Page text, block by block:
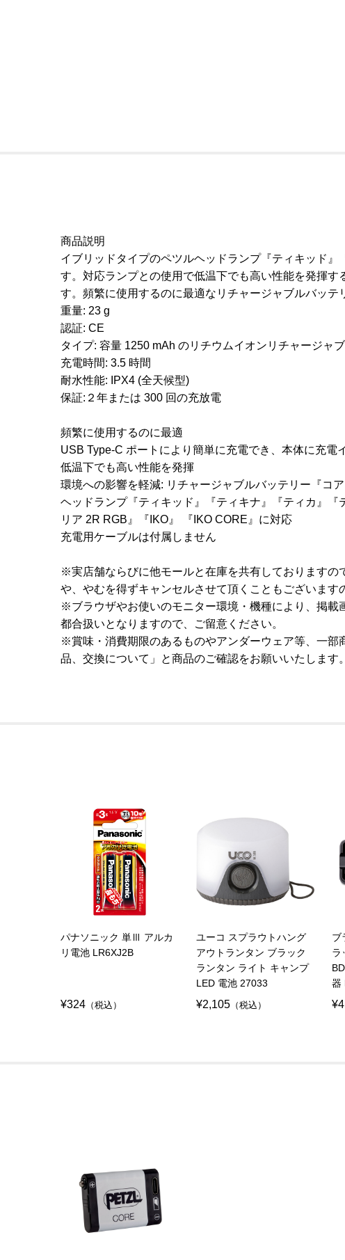
商品説明
イブリッドタイプのペツルヘッドランプ『ティキッド
す。対応ランプとの使用で低温下でも高い性能を発揮
す。頻繁に使用するのに最適なリチャージャブルバッテ
重量: 23 g
認証: CE
タイプ: 容量 1250 mAh のリチウムイオンリチャージャ
充電時間: 3.5 時間
耐水性能: IPX4 (全天候型)
保証:２年または 300 回の充放電
頻繁に使用するのに最適
USB Type-C ポートにより簡単に充電でき、本体に充
低温下でも高い性能を発揮
環境への影響を軽減: リチャージャブルバッテリー『コ
ヘッドランプ『ティキッド』『ティキナ』『ティカ』
リア 2R RGB』『IKO』 『IKO CORE』に対応
充電用ケーブルは付属しません
※実店舗ならびに他モールと在庫を共有しておりますの
や、やむを得ずキャンセルさせて頂くこともございます
※ブラウザやお使いのモニター環境・機種により、掲載
都合扱いとなりますので、ご留意ください。
※賞味・消費期限のあるものやアンダーウェア等、一部
品、交換について」と商品のご確認をお願いいたします。
パナソニック 単Ⅲ アルカ
リ電池 LR6XJ2B
¥324 （税込）
ユーコ スプラウトハング
アウトランタン ブラック
ランタン ライト キャンプ
LED 電池 27033
¥2,105 （税込）
ブ
ラ
器